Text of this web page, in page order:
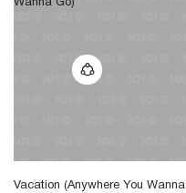
Vacation (Anywhere You Wanna